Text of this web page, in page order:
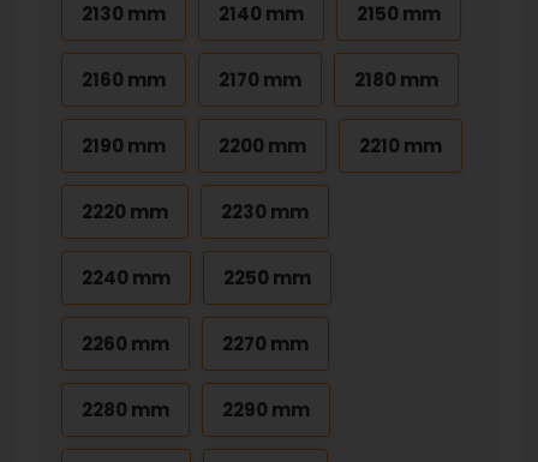
2130 mm 2140 mm 2150 mm
2160 mm 2170 mm 2180 mm
2190 mm 2200 mm 2210 mm
2220 mm 2230 mm
2240 mm 2250 mm
2260 mm 2270 mm
2280 mm 2290 mm